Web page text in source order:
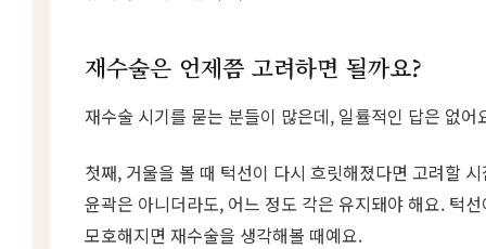
재수술은 언제쯤 고려하면 될까요?
재수술 시기를 묻는 분들이 많은데, 일률적인 답은 없
첫째, 거울을 볼 때 턱선이 다시 흐릿해졌다면 고려할
윤곽은 아니더라도, 어느 정도 각은 유지돼야 해요. 턱
모호해지면 재수술을 생각해볼 때예요.